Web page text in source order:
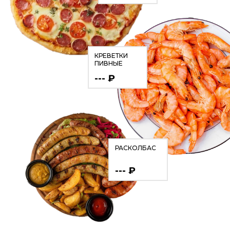
РАСКОЛБАС
--- ₽
КРЕВЕТКИ
ПИВНЫЕ
--- ₽